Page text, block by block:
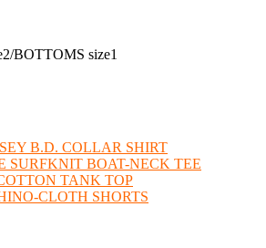
BOTTOMS size1
B.D. COLLAR SHIRT
SURFKNIT BOAT-NECK TEE
TANK TOP
CLOTH SHORTS